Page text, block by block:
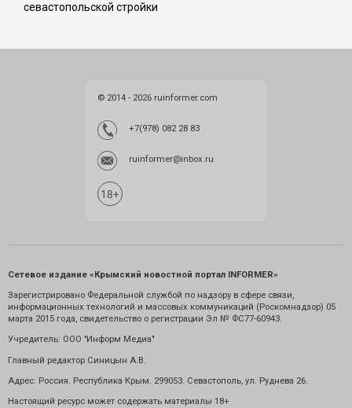
севастопольской стройки
© 2014 - 2026 ruinformer.com
+7(978) 082 28 83
ruinformer@inbox.ru
Сетевое издание «Крымский новостной портал INFORMER»
Зарегистрировано Федеральной службой по надзору в сфере связи,
информационных технологий и массовых коммуникаций (Роскомнадзор) 05
марта 2015 года, свидетельство о регистрации Эл № ФС77-60943.
Учредитель: ООО "Информ Медиа"
Главный редактор Синицын А.В.
Адрес: Россия. Республика Крым. 299053. Севастополь, ул. Руднева 26.
Настоящий ресурс может содержать материалы 18+